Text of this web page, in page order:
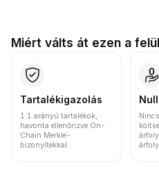
Miért válts át ezen a
Tartalékigazolás
1:1 arányú tartalékok,
havonta ellenőrizve On-
Chain Merkle-
bizonyítékkal.